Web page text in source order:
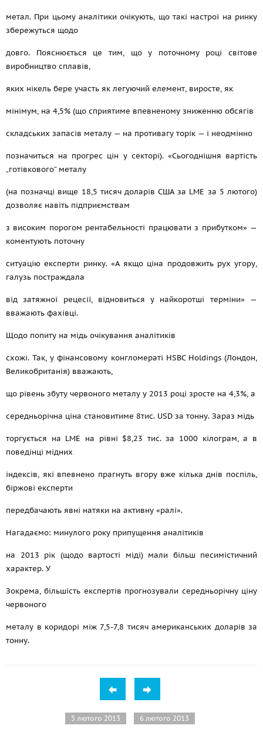
метал. При цьому аналітики очікують, що такі настрої на ринку
збережуться щодо
довго. Пояснюється це тим, що у поточному році світове
виробництво сплавів,
яких нікель бере участь як легуючий елемент, виросте, як
мінімум, на 4,5% (що сприятиме впевненому зниженню обсягів
складських запасів металу — на противагу торік — і неодмінно
позначиться на прогрес цін у секторі). «Сьогоднішня вартість
„готівкового“ металу
(на позначці вище 18,5 тисяч доларів США за LME за 5 лютого)
дозволяє навіть підприємствам
з високим порогом рентабельності працювати з прибутком» —
коментують поточну
ситуацію експерти ринку. «А якщо ціна продовжить рух угору,
галузь постраждала
від затяжної рецесії, відновиться у найкоротші терміни» —
вважають фахівці.
Щодо попиту на мідь очікування аналітиків
схожі. Так, у фінансовому конгломераті HSBC Holdings (Лондон,
Великобританія) вважають,
що рівень збуту червоного металу у 2013 році зросте на 4,3%, а
середньорічна ціна становитиме 8тис. USD за тонну. Зараз мідь
торгується на LME на рівні $8,23 тис. за 1000 кілограм, а в
поведінці мідних
індексів, які впевнено прагнуть вгору вже кілька днів поспіль,
біржові експерти
передбачають явні натяки на активну «ралі».
Нагадаємо: минулого року припущення аналітиків
на 2013 рік (щодо вартості міді) мали більш песимістичний
характер. У
Зокрема, більшість експертів прогнозували середньорічну ціну
червоного
металу в коридорі між 7,5-7,8 тисяч американських доларів за
тонну.
5 лютого 2013 6 лютого 2013